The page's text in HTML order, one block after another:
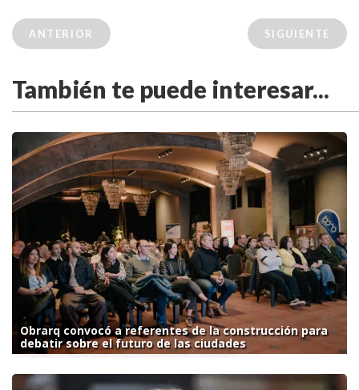
ANTERIOR SIGUIENTE
También te puede interesar...
Obrarq convocó a referentes de la construcción para
debatir sobre el futuro de las ciudades